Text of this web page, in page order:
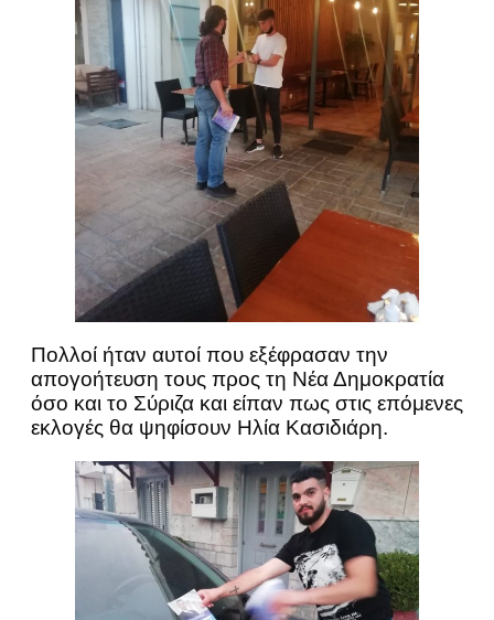
Πολλοί ήταν αυτοί που εξέφρασαν την
απογοήτευση τους προς τη Νέα Δημοκρατία
όσο και το Σύριζα και είπαν πως στις επόμενες
εκλογές θα ψηφίσουν Ηλία Κασιδιάρη.